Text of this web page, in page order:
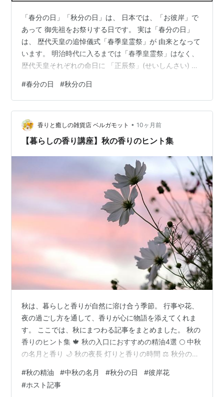
「春分の日」「秋分の日」は、 日本では、「お彼岸」で
あって 御先祖をお祭りする日です。 実は「春分の日」
は、 歴代天皇の追悼儀式「春季皇霊祭」が 由来となって
います。 明治時代に入るまでは「春季皇霊祭」はなく、
歴代天皇それぞれの命日に 「正辰祭」(せいしんさい) と
時点で 歴代天皇は120名以上存在し、 更に皇后皇妃とか
皇親といった 主たる皇族の忌日も含めて 全て追悼してい
たのですから、 大変な労力が掛かっていました。 そこで
明治に入ると、 春と秋にまとめて 奉祀することとなりま
した。 明治11(1878)年6月5日、太政官達23号が出さ…
#春分の日 #秋分の日
香りと癒しの雑貨店 ベルガモット • 10ヶ月前
【暮らしの香り講座】秋の香りのヒント集
秋は、暮らしと香りが自然に溶け合う季節。 行事や花、
夜の過ごし方を通して、香りが心に物語を添えてくれま
す。 ここでは、秋にまつわる記事をまとめました。 秋の
香りのヒント集 🍁 秋の入口におすすめの精油4選 🌕 中秋
の名月と香り 🌙 秋の夜長 灯りと香りの時間 ⚖️ 秋分の日
憶 ✨ まとめ 🍁 秋の香りのヒント集 🍁 秋の入口におすす
めの精油4選 季節のはじまりを心地よく迎えるために軽
#秋の精油 #中秋の名月 #秋分の日 #彼岸花
#ホスト記事